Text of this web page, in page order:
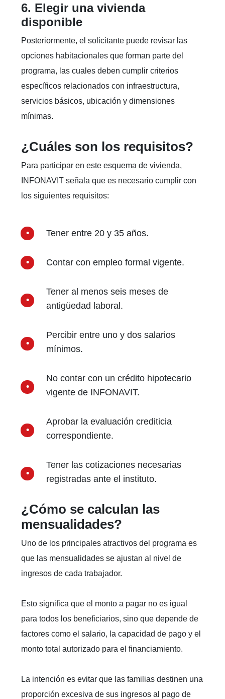
6. Elegir una vivienda
disponible
Posteriormente, el solicitante puede revisar las
opciones habitacionales que forman parte del
programa, las cuales deben cumplir criterios
específicos relacionados con infraestructura,
servicios básicos, ubicación y dimensiones
mínimas.
¿Cuáles son los requisitos?
Para participar en este esquema de vivienda,
INFONAVIT señala que es necesario cumplir con
los siguientes requisitos:
Tener entre 20 y 35 años.
Contar con empleo formal vigente.
Tener al menos seis meses de
antigüedad laboral.
Percibir entre uno y dos salarios
mínimos.
No contar con un crédito hipotecario
vigente de INFONAVIT.
Aprobar la evaluación crediticia
correspondiente.
Tener las cotizaciones necesarias
registradas ante el instituto.
¿Cómo se calculan las
mensualidades?
Uno de los principales atractivos del programa es
que las mensualidades se ajustan al nivel de
ingresos de cada trabajador.
Esto significa que el monto a pagar no es igual
para todos los beneficiarios, sino que depende de
factores como el salario, la capacidad de pago y el
monto total autorizado para el financiamiento.
La intención es evitar que las familias destinen una
proporción excesiva de sus ingresos al pago de